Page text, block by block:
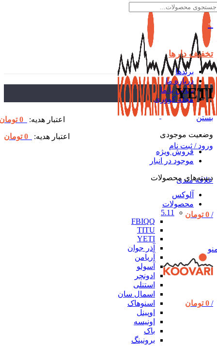
ورود / ثبت نام
علاقه مندی
/
0 تومان
/
0 تومان
تخفیف دارها
برندها
درباره ما
تماس با ما
مجله کووَری
اعتبار هدیه: 0
اعتبار هدیه: 0 تومان
YETI
بستن
وضعیت موجودی
فروش ویژه
موجود در انبار
دسته‌های محصولات
آلوکس
محصولات
5.11
FBIQQ
TITU
YETI
آذر جوان
آریامن
آسولو
ادونچر
استنلی
اسمال سان
اسنوهاک
اوپینل
اونیسه
باک
برونینگ